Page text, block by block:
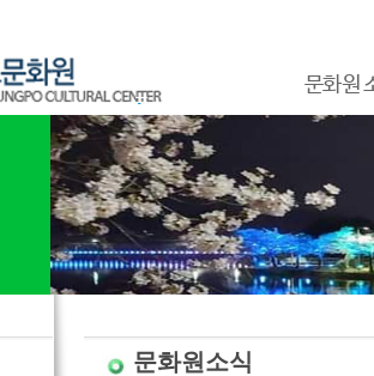
문화원
문화원소식